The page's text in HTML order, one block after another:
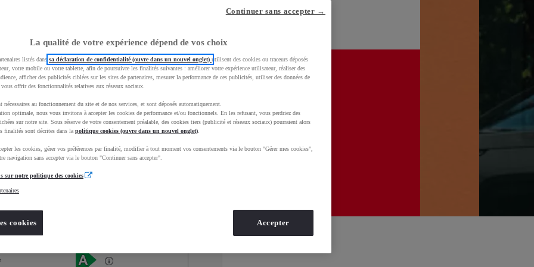
Services Concession
Occasions
La qualité de votre expérience dépend de vos choix
listés dans sa déclaration de confidentialité (ouvre dans un nouvel onglet) utilisent des cookies ou traceurs déposés
votre mobile ou votre tablette, afin de poursuivre les finalités suivantes : améliorer votre expérience utilisateur, réaliser des
afficher des publicités ciblées sur les sites de partenaires, mesurer la performance de ces publicités, utiliser des données de
offrir des fonctionnalités relatives aux réseaux sociaux.
nécessaires au fonctionnement du site et de nos services, et sont déposés automatiquement.
optimale, nous vous invitons à accepter les cookies de performance et/ou fonctionnels. En les refusant, vous perdriez des
sur notre site. Sous réserve de votre consentement préalable, des cookies tiers (publicité et réseaux sociaux) pourraient alors
finalités sont décrites dans la politique cookies (ouvre dans un nouvel onglet)
les cookies, gérer vos préférences par finalité, modifier à tout moment vos consentements via le bouton "Gérer mes cookies",
navigation sans accepter via le bouton "Continuer sans accepter".
sur notre politique des cookies
cookies
Continuer sans accepter →
Accepter